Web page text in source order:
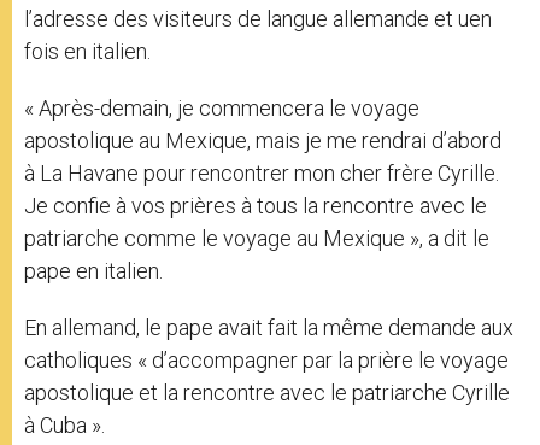
l’adresse des visiteurs de langue allemande et uen
fois en italien.
« Après-demain, je commencera le voyage
apostolique au Mexique, mais je me rendrai d’abord
à La Havane pour rencontrer mon cher frère Cyrille.
Je confie à vos prières à tous la rencontre avec le
patriarche comme le voyage au Mexique », a dit le
pape en italien.
En allemand, le pape avait fait la même demande aux
catholiques « d’accompagner par la prière le voyage
apostolique et la rencontre avec le patriarche Cyrille
à Cuba ».